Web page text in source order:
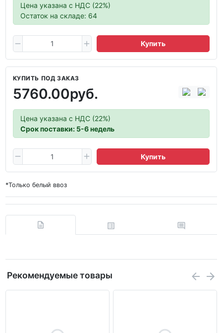
Цена указана с НДС (22%)
Остаток на складе: 64
Купить
КУПИТЬ ПОД ЗАКАЗ
5760.00руб.
Цена указана с НДС (22%)
Срок поставки: 5-6 недель
Купить
*Только белый ввоз
Рекомендуемые товары